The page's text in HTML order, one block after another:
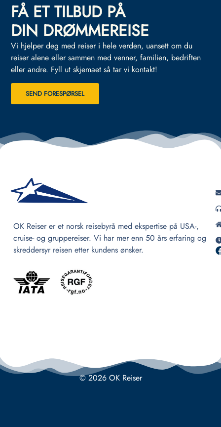
FÅ ET TILBUD PÅ
DIN DRØMMEREISE
Vi hjelper deg med reiser i hele verden, uansett om du
reiser alene eller sammen med venner, familien, bedriften
eller andre. Fyll ut skjemaet så tar vi kontakt!
SEND FORESPØRSEL
OK Reiser er et norsk reisebyrå med ekspertise på USA-,
cruise- og gruppereiser. Vi har mer enn 50 års erfaring og
skreddersyr reisen etter kundens ønsker.
© 2026 OK Reiser